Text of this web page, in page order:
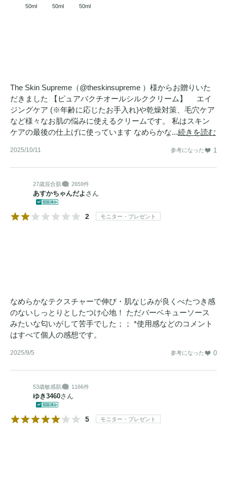
・ヴィーガンスキンケア
"スローエイジング(Slow Aging) と清潔な肌、
バクチオールで同時に手に入れましょう! "
「 スキンケア を、もっとシンプルに、もっと効果的に」
50ml 50ml 50ml
The Skin Supreme（@theskinsupreme ）様からお贈りいた
だきました 【ピュアバクチオールシルククリーム】 エイ
ジングケア (※年齢に応じたお手入れ)や乾燥対策、毛穴ケア
など様々なお肌の悩みに使えるクリームです。 私はスキン
ケアの最後の仕上げに使っています なめらかな...続きを読む
2025/10/11 参考になった 1
27歳混合肌 2659件
あすかちゃんだよ さん
2 モニター・プレゼント
なめらかなテクスチャーで伸び・肌なじみが良くべたつき感
のないしっとりとしたつけ心地！ ただバーベキューソース
みたいな匂いがして苦手でした；； *使用感などのコメント
はすべて個人の感想です。
2025/9/5 参考になった 0
53歳敏感肌 1166件
ゆき3460さん
5 モニター・プレゼント